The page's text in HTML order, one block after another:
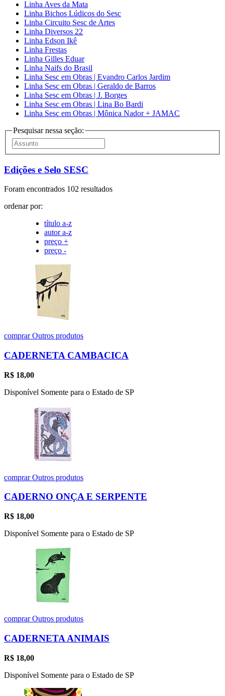
Linha Aves da Mata
Linha Bichos Lúdicos do Sesc
Linha Circuito Sesc de Artes
Linha Diversos 22
Linha Edson Ikê
Linha Frestas
Linha Gilles Eduar
Linha Naifs do Brasil
Linha Sesc em Obras | Evandro Carlos Jardim
Linha Sesc em Obras | Geraldo de Barros
Linha Sesc em Obras | J. Borges
Linha Sesc em Obras | Lina Bo Bardi
Linha Sesc em Obras | Mônica Nador + JAMAC
Pesquisar nessa seção:
Edições e Selo SESC
Foram encontrados 102 resultados
ordenar por:
título a-z
autor a-z
preço +
preço -
comprarOutros produtos
CADERNETA CAMBACICA
R$ 18,00
Disponível Somente para o Estado de SP
comprarOutros produtos
CADERNO ONÇA E SERPENTE
R$ 18,00
Disponível Somente para o Estado de SP
comprarOutros produtos
CADERNETA ANIMAIS
R$ 18,00
Disponível Somente para o Estado de SP